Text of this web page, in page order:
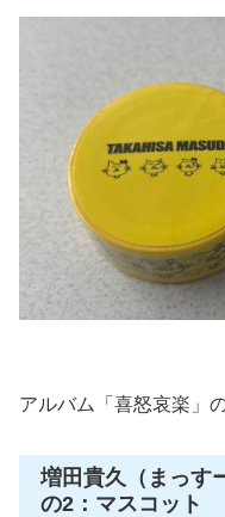
アルバム「喜怒哀楽」
増田貴久（まっす
の2：マスコット